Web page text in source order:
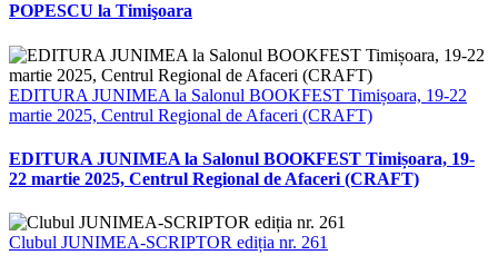
POPESCU la Timişoara
EDITURA JUNIMEA la Salonul BOOKFEST Timișoara, 19-22
martie 2025, Centrul Regional de Afaceri (CRAFT)
EDITURA JUNIMEA la Salonul BOOKFEST Timișoara, 19-
22 martie 2025, Centrul Regional de Afaceri (CRAFT)
Clubul JUNIMEA-SCRIPTOR ediția nr. 261